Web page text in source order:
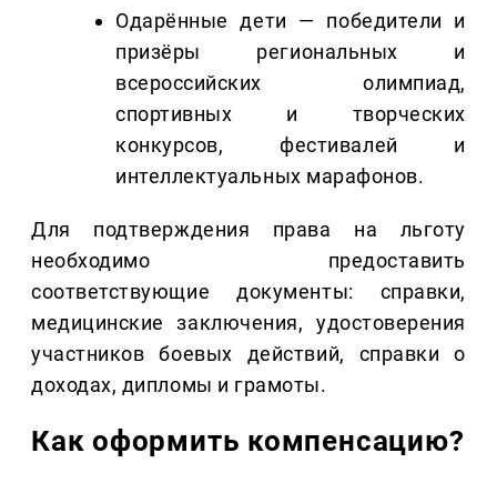
Одарённые дети — победители и
призёры региональных и
всероссийских олимпиад,
спортивных и творческих
конкурсов, фестивалей и
интеллектуальных марафонов.
Для подтверждения права на льготу
необходимо предоставить
соответствующие документы: справки,
медицинские заключения, удостоверения
участников боевых действий, справки о
доходах, дипломы и грамоты.
Как оформить компенсацию?